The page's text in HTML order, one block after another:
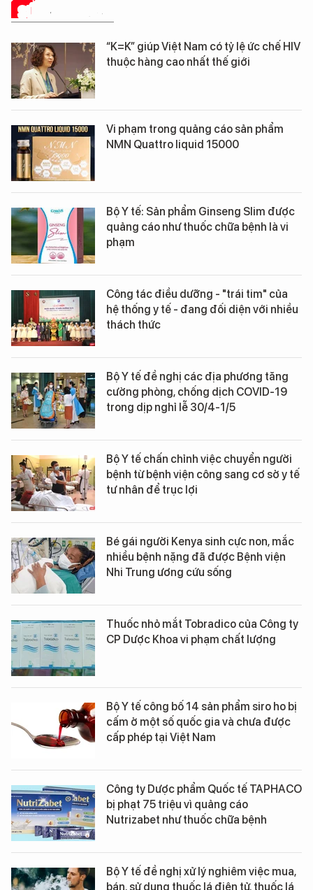
SỨC KHỎE 24H
“K=K” giúp Việt Nam có tỷ lệ ức chế HIV
thuộc hàng cao nhất thế giới
Vi phạm trong quảng cáo sản phẩm
NMN Quattro liquid 15000
Bộ Y tế: Sản phẩm Ginseng Slim được
quảng cáo như thuốc chữa bệnh là vi
phạm
Công tác điều dưỡng - "trái tim" của
hệ thống y tế - đang đối diện với nhiều
thách thức
Bộ Y tế đề nghị các địa phương tăng
cường phòng, chống dịch COVID-19
trong dịp nghỉ lễ 30/4-1/5
Bộ Y tế chấn chỉnh việc chuyển người
bệnh từ bệnh viện công sang cơ sở y tế
tư nhân để trục lợi
Bé gái người Kenya sinh cực non, mắc
nhiều bệnh nặng đã được Bệnh viện
Nhi Trung ương cứu sống
Thuốc nhỏ mắt Tobradico của Công ty
CP Dược Khoa vi phạm chất lượng
Bộ Y tế công bố 14 sản phẩm siro ho bị
cấm ở một số quốc gia và chưa được
cấp phép tại Việt Nam
Công ty Dược phẩm Quốc tế TAPHACO
bị phạt 75 triệu vì quảng cáo
Nutrizabet như thuốc chữa bệnh
Bộ Y tế đề nghị xử lý nghiêm việc mua,
bán, sử dụng thuốc lá điện tử, thuốc lá